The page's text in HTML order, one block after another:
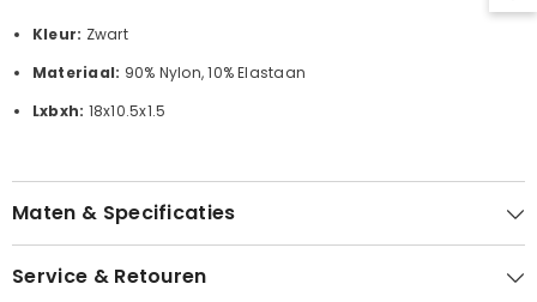
Kleur: Zwart
Materiaal: 90% Nylon, 10% Elastaan
Lxbxh: 18x10.5x1.5
Maten & Specificaties
Service & Retouren